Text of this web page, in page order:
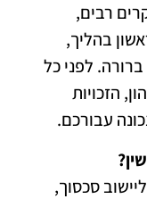
רבים,
בהליך,
לפני כל
הזכויות
עבורכם.
סכסוך,